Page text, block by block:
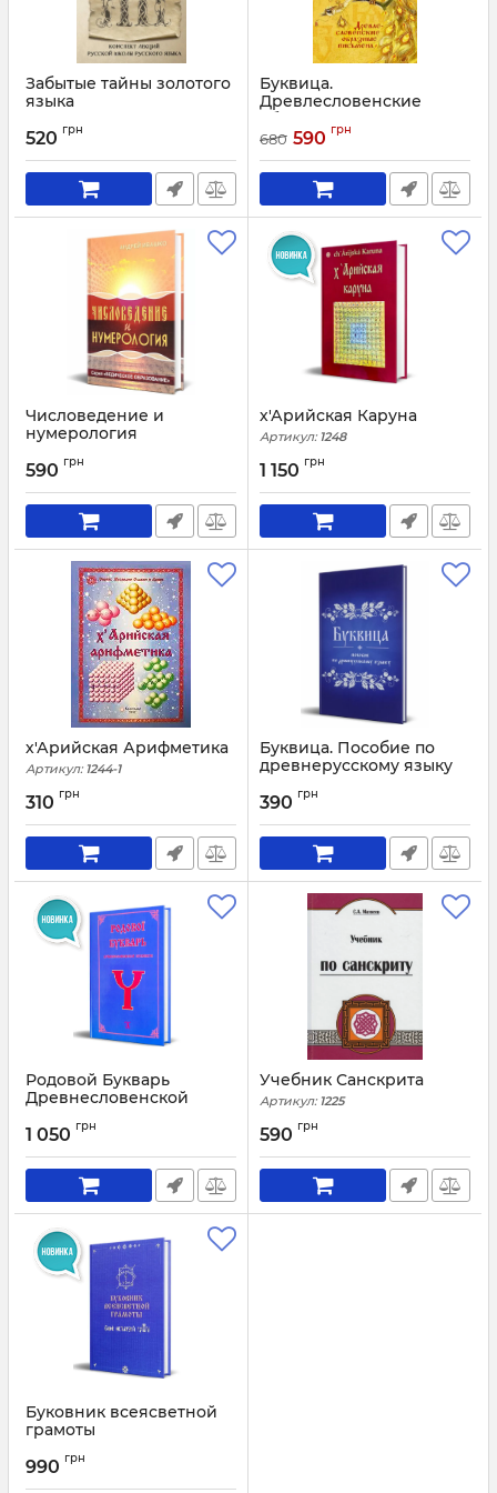
Забытые тайны золотого
языка
520 грн
Буквица.
Древлесловенские
образные письмена
Артикул: 1314
680 590 грн
Числоведение и
нумерология
590 грн
х'Арийская Каруна
Артикул: 1248
1 150 грн
х'Арийская Арифметика
Артикул: 1244-1
310 грн
Буквица. Пособие по
древнерусскому языку
390 грн
Родовой Букварь
Древнесловенской
Артикул:
1 050 грн
Учебник Санскрита
Артикул: 1225
590 грн
Буковник всеясветной
грамоты
990 грн